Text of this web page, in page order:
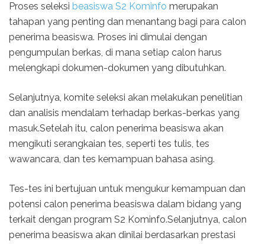
Proses seleksi beasiswa S2 Kominfo merupakan
tahapan yang penting dan menantang bagi para calon
penerima beasiswa. Proses ini dimulai dengan
pengumpulan berkas, di mana setiap calon harus
melengkapi dokumen-dokumen yang dibutuhkan.
Selanjutnya, komite seleksi akan melakukan penelitian
dan analisis mendalam terhadap berkas-berkas yang
masuk.Setelah itu, calon penerima beasiswa akan
mengikuti serangkaian tes, seperti tes tulis, tes
wawancara, dan tes kemampuan bahasa asing.
Tes-tes ini bertujuan untuk mengukur kemampuan dan
potensi calon penerima beasiswa dalam bidang yang
terkait dengan program S2 Kominfo.Selanjutnya, calon
penerima beasiswa akan dinilai berdasarkan prestasi